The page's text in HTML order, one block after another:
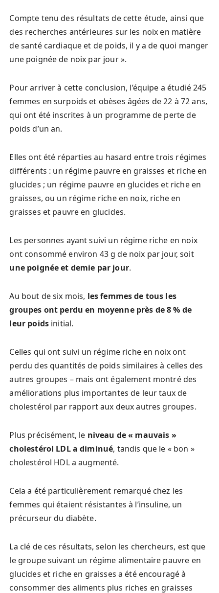
Compte tenu des résultats de cette étude, ainsi que
des recherches antérieures sur les noix en matière
de santé cardiaque et de poids, il y a de quoi manger
une poignée de noix par jour ».
Pour arriver à cette conclusion, l’équipe a étudié 245
femmes en surpoids et obèses âgées de 22 à 72 ans,
qui ont été inscrites à un programme de perte de
poids d’un an.
Elles ont été réparties au hasard entre trois régimes
différents : un régime pauvre en graisses et riche en
glucides ; un régime pauvre en glucides et riche en
graisses, ou un régime riche en noix, riche en
graisses et pauvre en glucides.
Les personnes ayant suivi un régime riche en noix
ont consommé environ 43 g de noix par jour, soit
une poignée et demie par jour.
Au bout de six mois, les femmes de tous les
groupes ont perdu en moyenne près de 8 % de
leur poids initial.
Celles qui ont suivi un régime riche en noix ont
perdu des quantités de poids similaires à celles des
autres groupes – mais ont également montré des
améliorations plus importantes de leur taux de
cholestérol par rapport aux deux autres groupes.
Plus précisément, le niveau de « mauvais »
cholestérol LDL a diminué, tandis que le « bon »
cholestérol HDL a augmenté.
Cela a été particulièrement remarqué chez les
femmes qui étaient résistantes à l’insuline, un
précurseur du diabète.
La clé de ces résultats, selon les chercheurs, est que
le groupe suivant un régime alimentaire pauvre en
glucides et riche en graisses a été encouragé à
consommer des aliments plus riches en graisses